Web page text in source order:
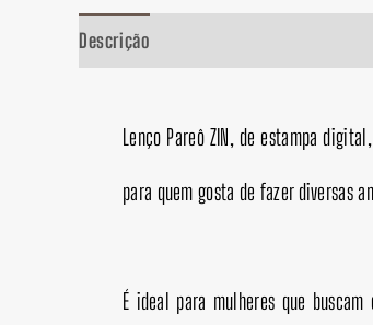
Descrição
Lenço Pareô ZIN, de estampa
para quem gosta de fazer diversas
É ideal para mulheres que